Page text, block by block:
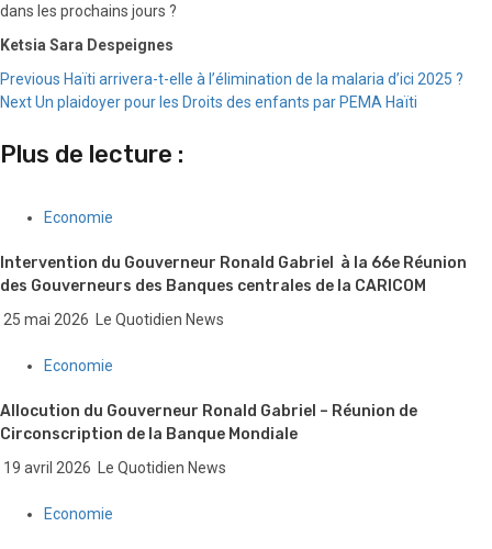
dans les prochains jours ?
Ketsia Sara Despeignes
Continue
Reading
Previous Haïti arrivera-t-elle à l’élimination de la malaria d’ici 2025 ?
NextUn plaidoyer pour les Droits des enfants par PEMA Haïti
Plus de lecture :
Economie
Intervention du Gouverneur Ronald Gabriel à la 66e Réunion
des Gouverneurs des Banques centrales de la CARICOM
25 mai 2026 Le Quotidien News
Economie
Allocution du Gouverneur Ronald Gabriel – Réunion de
Circonscription de la Banque Mondiale
19 avril 2026 Le Quotidien News
Economie